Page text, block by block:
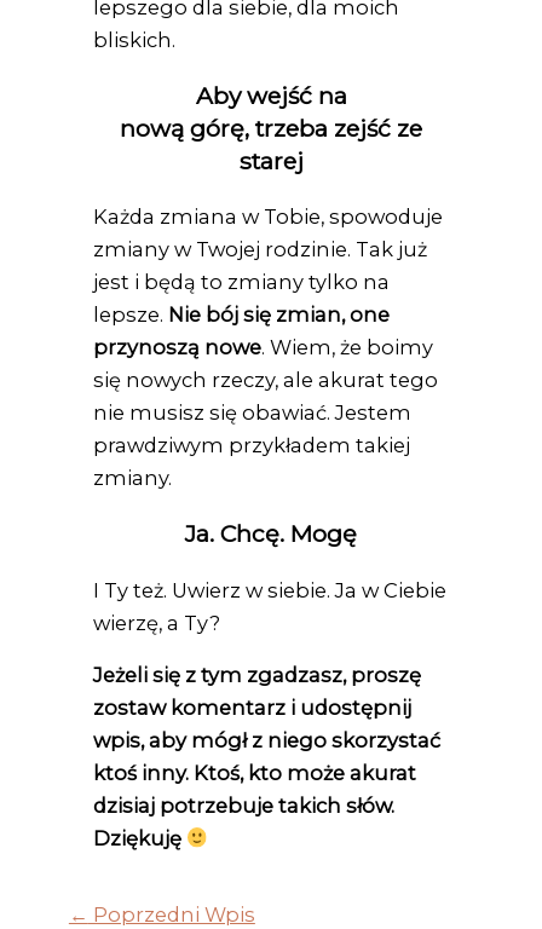
lepszego dla siebie, dla moich
bliskich.
Aby wejść na
nową górę, trzeba zejść ze
starej
Każda zmiana w Tobie, spowoduje
zmiany w Twojej rodzinie. Tak już
jest i będą to zmiany tylko na
lepsze. Nie bój się zmian, one
przynoszą nowe. Wiem, że boimy
się nowych rzeczy, ale akurat tego
nie musisz się obawiać. Jestem
prawdziwym przykładem takiej
zmiany.
Ja. Chcę. Mogę
I Ty też. Uwierz w siebie. Ja w Ciebie
wierzę, a Ty?
Jeżeli się z tym zgadzasz, proszę
zostaw komentarz i udostępnij
wpis, aby mógł z niego skorzystać
ktoś inny. Ktoś, kto może akurat
dzisiaj potrzebuje takich słów.
Dziękuję
← Poprzedni Wpis